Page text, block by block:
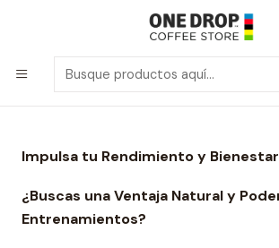
Café y Ciclismo. La
Café y Ciclismo. La
Impulsa tu Rendimiento y Bienestar
¿Buscas una Ventaja Natural y
Entrenamientos?